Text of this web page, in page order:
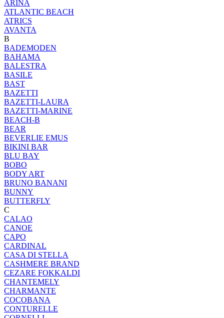
ARINA
ATLANTIC BEACH
ATRICS
AVANTA
B
BADEMODEN
BAHAMA
BALESTRA
BASILE
BAST
BAZETTI
BAZETTI-LAURA
BAZETTI-MARINE
BEACH-B
BEAR
BEVERLIE EMUS
BIKINI BAR
BLU BAY
BOBO
BODY ART
BRUNO BANANI
BUNNY
BUTTERFLY
C
CALAO
CANOE
CAPO
CARDINAL
CASA DI STELLA
CASHMERE BRAND
CEZARE FOKKALDI
CHANTEMELY
CHARMANTE
COCOBANA
CONTURELLE